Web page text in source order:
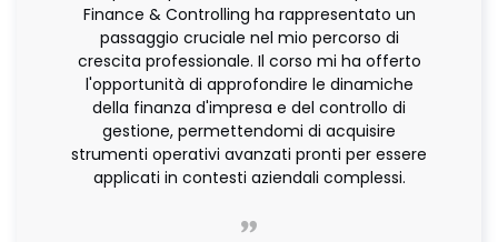
Finance & Controlling ha rappresentato un
passaggio cruciale nel mio percorso di
crescita professionale. Il corso mi ha offerto
l'opportunità di approfondire le dinamiche
della finanza d'impresa e del controllo di
gestione, permettendomi di acquisire
strumenti operativi avanzati pronti per essere
applicati in contesti aziendali complessi.